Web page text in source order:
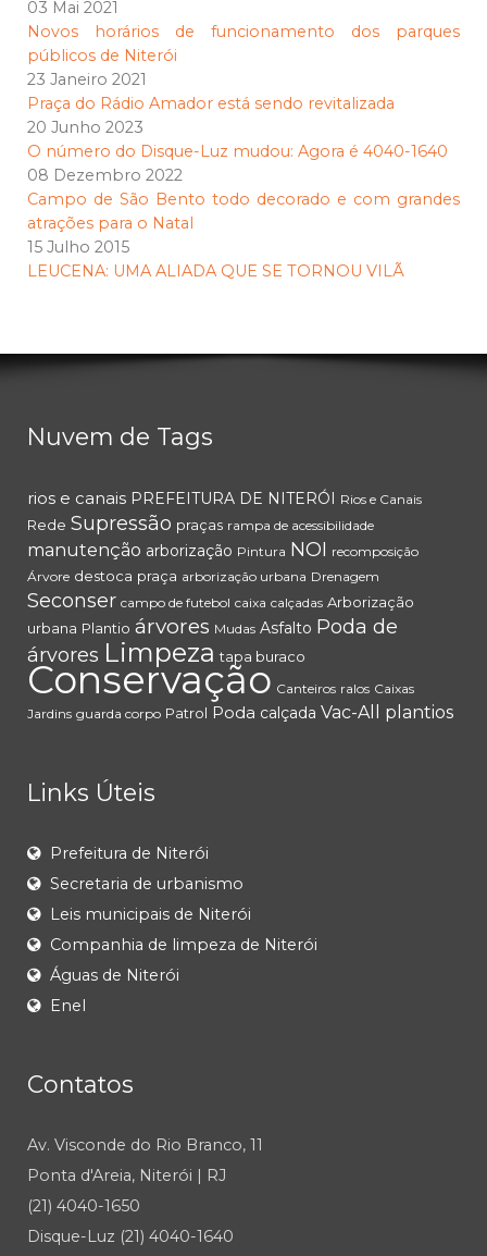
03 Mai 2021
Novos horários de funcionamento dos parques
públicos de Niterói
23 Janeiro 2021
Praça do Rádio Amador está sendo revitalizada
20 Junho 2023
O número do Disque-Luz mudou: Agora é 4040-1640
08 Dezembro 2022
Campo de São Bento todo decorado e com grandes
atrações para o Natal
15 Julho 2015
LEUCENA: UMA ALIADA QUE SE TORNOU VILÃ
Nuvem de Tags
rios e canais PREFEITURA DE NITERÓI Rios e Canais
Rede Supressão praças rampa de acessibilidade
manutenção arborização Pintura NOI recomposição
Árvore destoca praça arborização urbana Drenagem
Seconser campo de futebol caixa calçadas Arborização
urbana Plantio árvores Mudas Asfalto Poda de
árvores Limpeza tapa buraco
Conservação Canteiros ralos Caixas
Jardins guarda corpo Patrol Poda calçada Vac-All plantios
Links Úteis
Prefeitura de Niterói
Secretaria de urbanismo
Leis municipais de Niterói
Companhia de limpeza de Niterói
Águas de Niterói
Enel
Contatos
Av. Visconde do Rio Branco, 11
Ponta d'Areia, Niterói | RJ
(21) 4040-1650
Disque-Luz (21) 4040-1640